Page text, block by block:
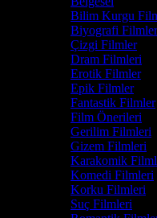
Bilim Kurgu
Biyografi
Çizgi Filmler
Dram Filmleri
Erotik Filmler
Epik Filmler
Fantastik Filmler
Film Önerileri
Gerilim Filmleri
Gizem Filmleri
Karakomik
Komedi Filmleri
Korku Filmleri
Suç Filmleri